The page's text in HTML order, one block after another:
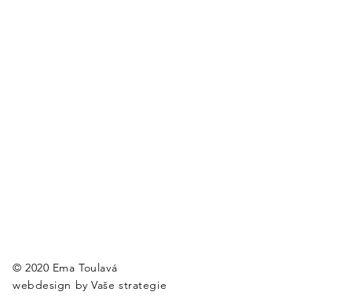
© 2020 Ema Toulavá
webdesign byVaše strategie